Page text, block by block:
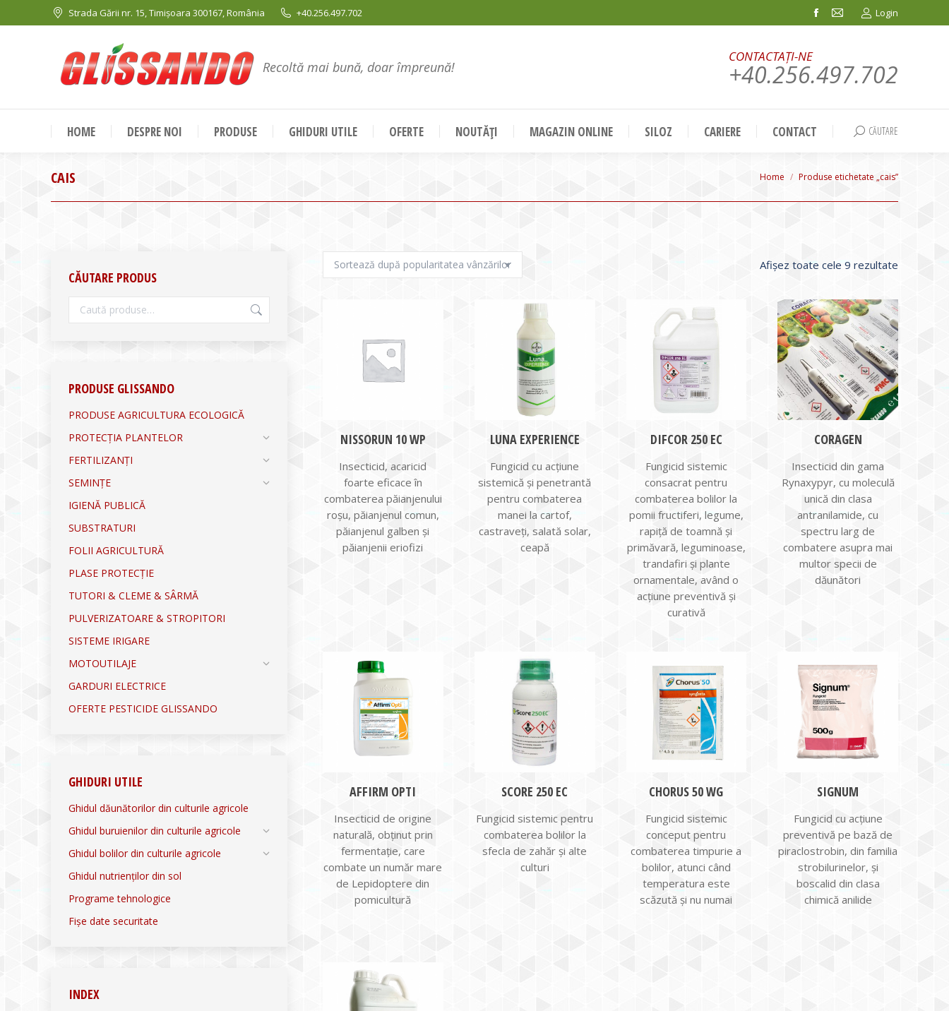
Strada Gării nr. 15, Timișoara 300167, România +40.256.497.702
Facebook
in
window
Mail
in
window
Login
Recoltă mai bună, doar împreună!
CONTACTAȚI-NE
+40.256.497.702
HOME DESPRE NOI PRODUSE GHIDURI UTILE OFERTE NOUTĂȚI MAGAZIN ONLINE SILOZ CARIERE CONTACT Search:
CĂUTARE
CAIS You are here:
Home Produse etichetate „cais”
Afișez toate cele 9 rezultate
evaluarea
medie
NISSORUN 10 WP
Insecticid, acaricid
foarte eficace în
combaterea păianjenului
roşu, păianjenul comun,
păianjenul galben şi
păianjenii eriofizi
LUNA EXPERIENCE
Fungicid cu acţiune
sistemică şi penetrantă
pentru combaterea
manei la cartof,
castraveţi, salată solar,
ceapă
DIFCOR 250 EC
Fungicid sistemic
consacrat pentru
combaterea bolilor la
pomii fructiferi, legume,
rapiţă de toamnă şi
primăvară, leguminoase,
trandafiri şi plante
ornamentale, având o
acţiune preventivă şi
curativă
CORAGEN
Insecticid din gama
Rynaxypyr, cu moleculă
unică din clasa
antranilamide, cu
spectru larg de
combatere asupra mai
multor specii de
dăunători
AFFIRM OPTI
Insecticid de origine
naturală, obţinut prin
fermentaţie, care
combate un număr mare
de Lepidoptere din
pomicultură
SCORE 250 EC
Fungicid sistemic pentru
combaterea bolilor la
sfecla de zahăr şi alte
culturi
CHORUS 50 WG
Fungicid sistemic
conceput pentru
combaterea timpurie a
bolilor, atunci când
temperatura este
scăzută şi nu numai
SIGNUM
Fungicid cu acțiune
preventivă pe bază de
piraclostrobin, din familia
strobilurinelor, și
boscalid din clasa
chimică anilide
CĂUTARE PRODUS
PRODUSE GLISSANDO
PRODUSE AGRICULTURA ECOLOGICĂ
PROTECȚIA PLANTELOR
FERTILIZANȚI
SEMINȚE
IGIENĂ PUBLICĂ
SUBSTRATURI
FOLII AGRICULTURĂ
PLASE PROTECȚIE
TUTORI & CLEME & SÂRMĂ
PULVERIZATOARE & STROPITORI
SISTEME IRIGARE
MOTOUTILAJE
GARDURI ELECTRICE
OFERTE PESTICIDE GLISSANDO
GHIDURI UTILE
Ghidul dăunătorilor din culturile agricole
Ghidul buruienilor din culturile agricole
Ghidul bolilor din culturile agricole
Ghidul nutrienților din sol
Programe tehnologice
Fișe date securitate
INDEX